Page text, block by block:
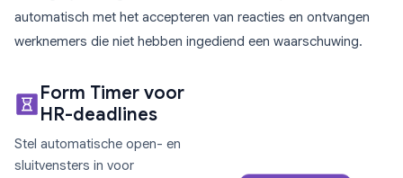
automatisch met het accepteren van reacties en ontvangen
werknemers die niet hebben ingediend een waarschuwing.
Form Timer voor
HR-deadlines
Stel automatische open- en
sluitvensters in voor